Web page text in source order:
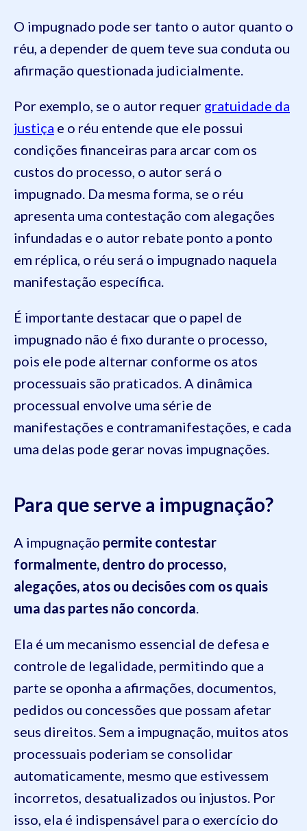
O impugnado pode ser tanto o autor quanto o
réu, a depender de quem teve sua conduta ou
afirmação questionada judicialmente.
Por exemplo, se o autor requer gratuidade da
justiça e o réu entende que ele possui
condições financeiras para arcar com os
custos do processo, o autor será o
impugnado. Da mesma forma, se o réu
apresenta uma contestação com alegações
infundadas e o autor rebate ponto a ponto
em réplica, o réu será o impugnado naquela
manifestação específica.
É importante destacar que o papel de
impugnado não é fixo durante o processo,
pois ele pode alternar conforme os atos
processuais são praticados. A dinâmica
processual envolve uma série de
manifestações e contramanifestações, e cada
uma delas pode gerar novas impugnações.
Para que serve a impugnação?
A impugnação permite contestar
formalmente, dentro do processo,
alegações, atos ou decisões com os quais
uma das partes não concorda.
Ela é um mecanismo essencial de defesa e
controle de legalidade, permitindo que a
parte se oponha a afirmações, documentos,
pedidos ou concessões que possam afetar
seus direitos. Sem a impugnação, muitos atos
processuais poderiam se consolidar
automaticamente, mesmo que estivessem
incorretos, desatualizados ou injustos. Por
isso, ela é indispensável para o exercício do